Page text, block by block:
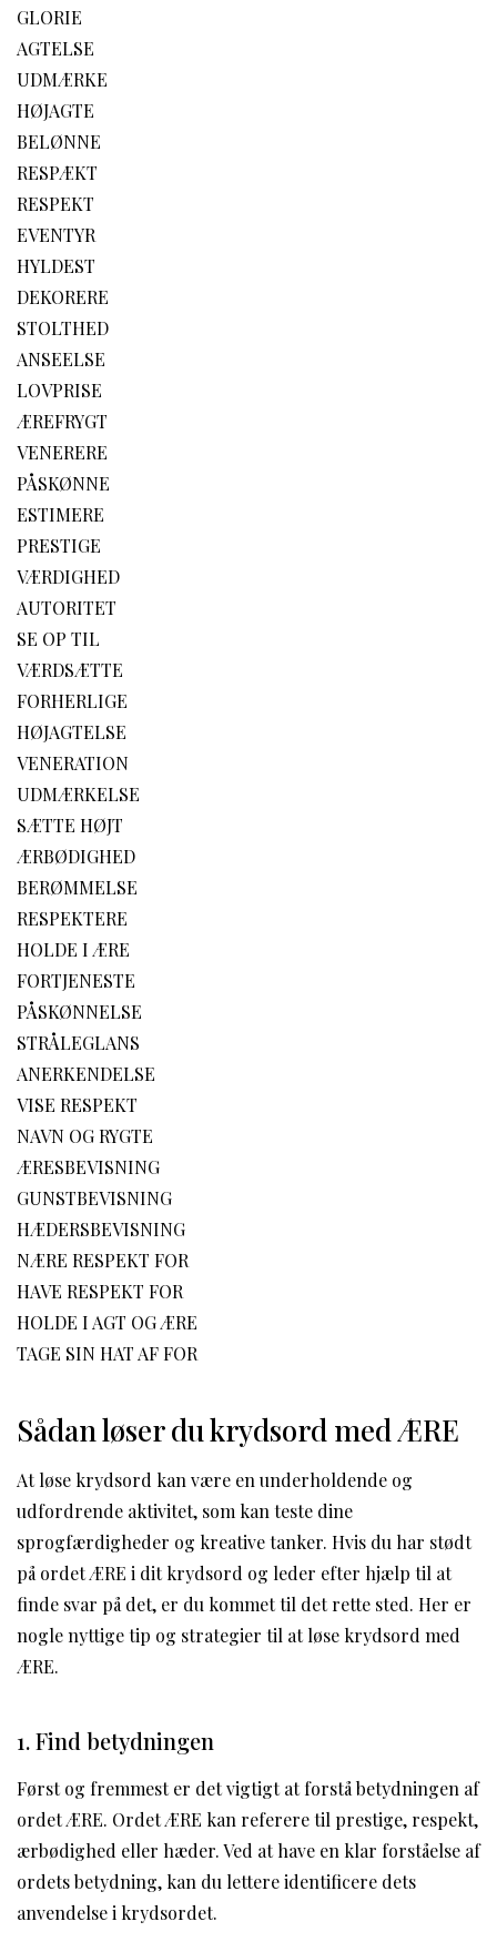
GLORIE
AGTELSE
UDMÆRKE
HØJAGTE
BELØNNE
RESPÆKT
RESPEKT
EVENTYR
HYLDEST
DEKORERE
STOLTHED
ANSEELSE
LOVPRISE
ÆREFRYGT
VENERERE
PÅSKØNNE
ESTIMERE
PRESTIGE
VÆRDIGHED
AUTORITET
SE OP TIL
VÆRDSÆTTE
FORHERLIGE
HØJAGTELSE
VENERATION
UDMÆRKELSE
SÆTTE HØJT
ÆRBØDIGHED
BERØMMELSE
RESPEKTERE
HOLDE I ÆRE
FORTJENESTE
PÅSKØNNELSE
STRÅLEGLANS
ANERKENDELSE
VISE RESPEKT
NAVN OG RYGTE
ÆRESBEVISNING
GUNSTBEVISNING
HÆDERSBEVISNING
NÆRE RESPEKT FOR
HAVE RESPEKT FOR
HOLDE I AGT OG ÆRE
TAGE SIN HAT AF FOR
Sådan løser du krydsord med ÆRE
At løse krydsord kan være en underholdende og
udfordrende aktivitet, som kan teste dine
sprogfærdigheder og kreative tanker. Hvis du har stødt
på ordet ÆRE i dit krydsord og leder efter hjælp til at
finde svar på det, er du kommet til det rette sted. Her er
nogle nyttige tip og strategier til at løse krydsord med
ÆRE.
1. Find betydningen
Først og fremmest er det vigtigt at forstå betydningen af
ordet ÆRE. Ordet ÆRE kan referere til prestige, respekt,
ærbødighed eller hæder. Ved at have en klar forståelse af
ordets betydning, kan du lettere identificere dets
anvendelse i krydsordet.